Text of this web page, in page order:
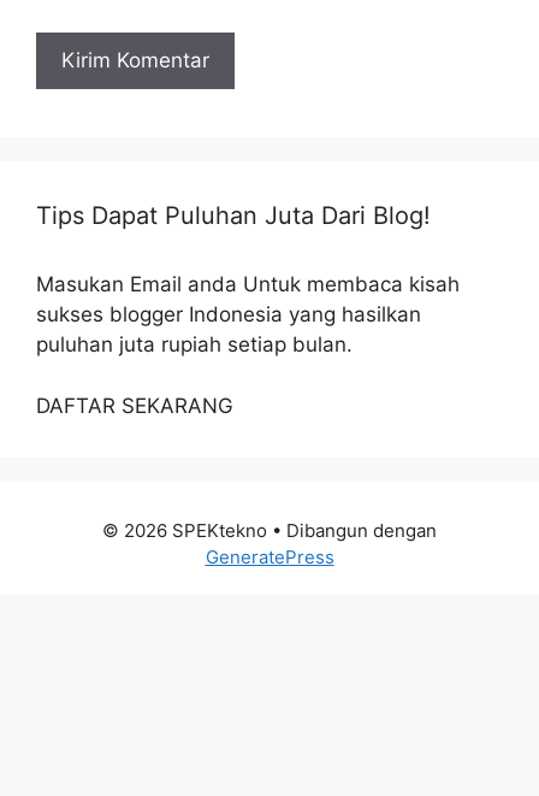
Tips Dapat Puluhan Juta Dari Blog!
Masukan Email anda Untuk membaca kisah
sukses blogger Indonesia yang hasilkan
puluhan juta rupiah setiap bulan.
DAFTAR SEKARANG
© 2026 SPEKtekno • Dibangun dengan
GeneratePress